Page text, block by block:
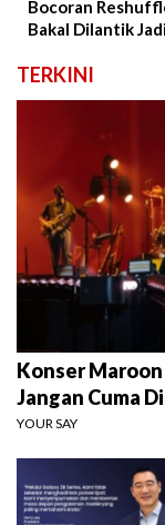
Bocoran
Bakal Dilantik
TERKINI
Konser
Jangan Cuma
YOUR SAY